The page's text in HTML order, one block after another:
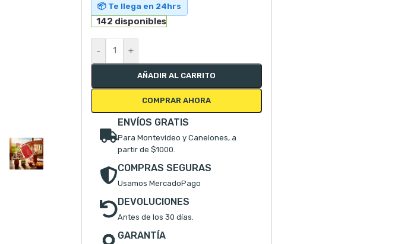
📦 Te llega en 24hrs
142 disponibles
- +
AÑADIR AL CARRITO
COMPRAR AHORA
ENVÍOS GRATIS
Para Montevideo y Canelones, a
partir de $1000.
COMPRAS SEGURAS
Usamos MercadoPago
DEVOLUCIONES
Antes de los 30 días.
GARANTÍA